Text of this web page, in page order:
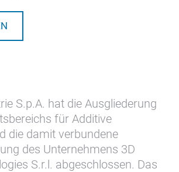
S.p.A. hat die Ausgliederung
für Additive
die damit verbundene
des Unternehmens 3D
S.r.l. abgeschlossen. Das